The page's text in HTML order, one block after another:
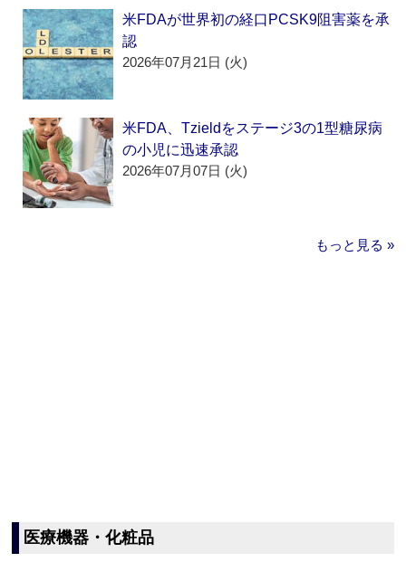
米FDAが世界初の経口PCSK9阻害薬を承
認
2026年07月21日 (火)
米FDA、Tzieldをステージ3の1型糖尿病
の小児に迅速承認
2026年07月07日 (火)
もっと見る »
医療機器・化粧品